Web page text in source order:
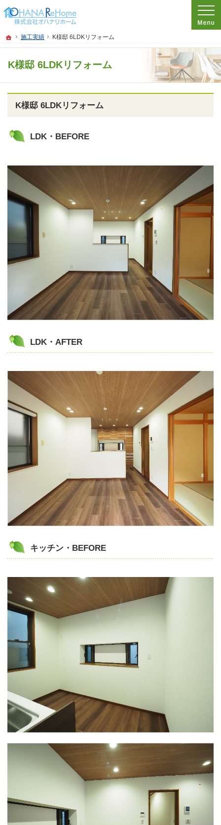
ホーム
施工実績 K様邸 6LDKリフォーム
K様邸 6LDKリフォーム
プロの目線からご提案。神奈川県茅ケ崎市のリフォーム・新築戸建てを手がける
リフォーム、注文新築住宅をお考えなら神奈川県茅ケ崎市の工務店【オハナハウ
K様邸 6LDKリフォーム
LDK・BEFORE
LDK・AFTER
キッチン・BEFORE